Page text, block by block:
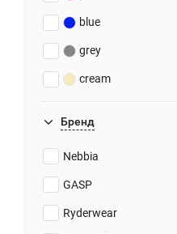
blue
grey
cream
Бренд
Nebbia
GASP
Ryderwear